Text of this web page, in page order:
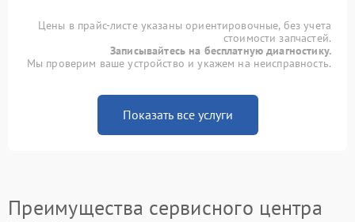
Цены в прайс-листе указаны ориентировочные, без учета
стоимости запчастей.
Записывайтесь на бесплатную диагностику.
Мы проверим ваше устройство и укажем на неисправность.
Показать все услуги
Преимущества сервисного центра